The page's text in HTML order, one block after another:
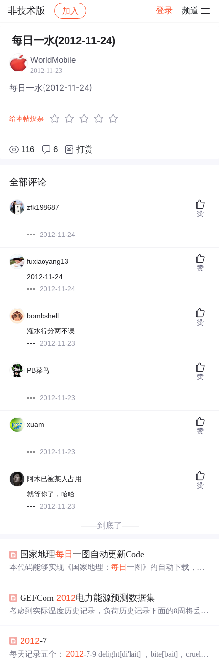
非技术版 加入 登录 频道
社区 非技术版 帖子详情
每日一水(2012-11-24)
WorldMobile
2012-11-23
每日一水(2012-11-24)
给本帖投票
116 6 打赏
全部评论
zfk198687
2012-11-24
赞
fuxiaoyang13
2012-11-24
2012-11-24
赞
bombshell
灌水得分两不误
2012-11-23
赞
PB菜鸟
2012-11-23
赞
xuam
2012-11-23
赞
阿木已被某人占用
就等你了，哈哈
2012-11-23
赞
——到底了——
国家地理每日一图自动更新Code
本代码能够实现《国家地理：每日一图》的自动下载，自
PIL import Image 6 import socket 7 8 import os 9 impo...
GEFCom 2012电力能源预测数据集
考虑到实际温度历史记录，负荷历史记录下面的8周将丢
16、2005/12/25-2005/12/31、2006/2/13-2006/2/19、2006/5/2
5-2006/5/31、2006/8/2-2006/8/8、2006/11 /22-2006/11
/28。
2012-7
每天记录五个： 2012-7-9 delight[di'lait] ，bite[bait]，cruel['k